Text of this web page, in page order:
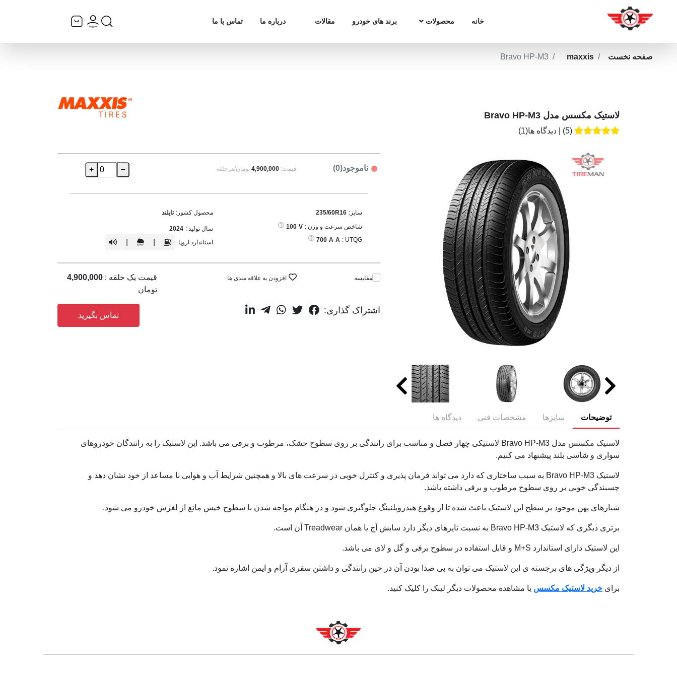
خانه محصولات برند های خودرو مقالات درباره ما تماس با ما
صفحه نخست maxxis
Bravo HP-M3
لاستیک مکسس مدل Bravo HP-M3
(5) دیدگاه ها(1)
ناموجود(0) قیمت:4,900,000 تومان/هرحلقه −
+
سایز: 235/60R16
شاخص سرعت و وزن : V
100
UTQG :
A
A
700
محصول کشور: تایلند
سال تولید : 2024
استاندارد اروپا :
مقایسه افزودن به علاقه مندی ها قیمت یک حلقه : 4,900,000
تومان
اشتراک گذاری: تماس بگیرید
توضیحات سایزها مشخصات فنی دیدگاه ها
لاستیک مکسس مدل Bravo HP-M3 لاستیکی چهار فصل و مناسب برای رانندگی بر روی سطوح خشک، مرطوب و برفی می باشد. این لاستیک را به رانندگان خودروهای
سواری و شاسی بلند پیشنهاد می کنیم.
لاستیک Bravo HP-M3 به سبب ساختاری که دارد می تواند فرمان پذیری و کنترل خوبی در سرعت های بالا و همچنین شرایط آب و هوایی نا مساعد از خود نشان دهد و
چسبندگی خوبی بر روی سطوح مرطوب و برفی داشته باشد.
شیارهای پهن موجود بر سطح این لاستیک باعث شده تا از وقوع هیدروپلنینگ جلوگیری شود و در هنگام مواجه شدن با سطوح خیس مانع از لغزش خودرو می شود.
برتری دیگری که لاستیک Bravo HP-M3 به نسبت تایرهای دیگر دارد سایش آج یا همان Treadwear آن است.
این لاستیک دارای استاندارد M+S و قابل استفاده در سطوح برفی و گل و لای می باشد.
از دیگر ویژگی های برجسته ی این لاستیک می توان به بی صدا بودن آن در حین رانندگی و داشتن سفری آرام و ایمن اشاره نمود.
برای خرید لاستیک مکسس یا مشاهده محصولات دیگر لینک را کلیک کنید.